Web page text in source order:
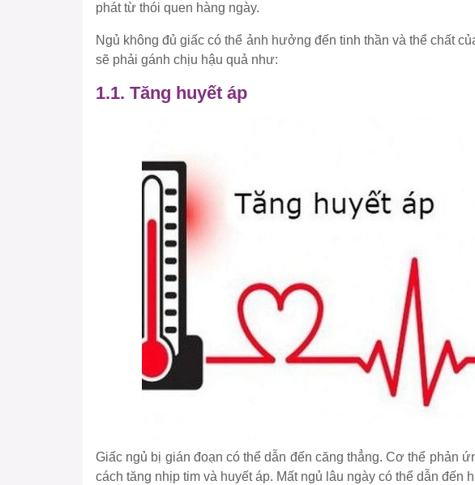
phát từ thói quen hàng ngày.
Ngủ không đủ giấc có thể ảnh hưởng đến tinh thần và thể chất
sẽ phải gánh chịu hậu quả như:
1.1. Tăng huyết áp
Giấc ngủ bị gián đoạn có thể dẫn đến căng thẳng. Cơ thể phản
cách tăng nhịp tim và huyết áp. Mất ngủ lâu ngày có thể dẫn đến